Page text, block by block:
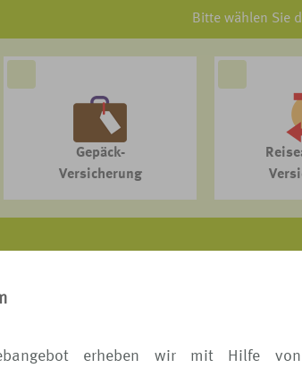
erheben wir mit Hilfe von
Bitte wählen Sie
Gepäck-
Versicherung
- DAS REISESCHUTZPORTAL der TUI
(Erstinformation) zu Ihrem Vermittler finden